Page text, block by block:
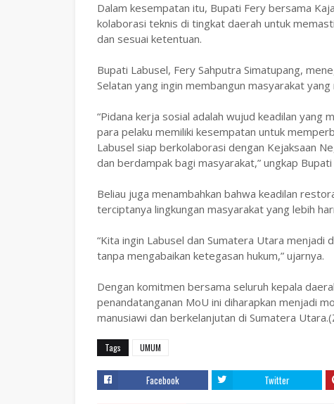
‎Dalam kesempatan itu, Bupati Fery bersama
kolaborasi teknis di tingkat daerah untuk
dan sesuai ketentuan.
‎Bupati Labusel, Fery Sahputra Simatupang,
Selatan yang ingin membangun masyarakat
‎“Pidana kerja sosial adalah wujud keadilan yang
para pelaku memiliki kesempatan untuk
Labusel siap berkolaborasi dengan Kejaksaan
dan berdampak bagi masyarakat,” ungkap Bupati
‎Beliau juga menambahkan bahwa keadilan
terciptanya lingkungan masyarakat yang lebih
‎“Kita ingin Labusel dan Sumatera Utara menjadi
tanpa mengabaikan ketegasan hukum,” ujarnya.
‎Dengan komitmen bersama seluruh kepala
penandatanganan MoU ini diharapkan menjadi
manusiawi dan berkelanjutan di Sumatera
Tags UMUM
Facebook Twitter